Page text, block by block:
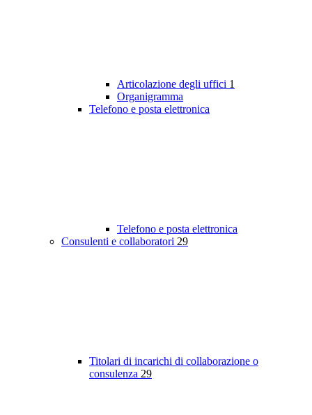
Articolazione degli uffici 1
Organigramma
Telefono e posta elettronica
Telefono e posta elettronica
Consulenti e collaboratori 29
Titolari di incarichi di collaborazione o
consulenza 29